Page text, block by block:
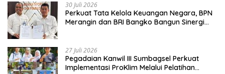
30 Juli 2026
Perkuat Tata Kelola Keuangan Negara, BPN
Merangin dan BRI Bangko Bangun Sinergi
27 Juli 2026
Pegadaian Kanwil III Sumbagsel Perkuat
Implementasi ProKlim Melalui Pelatihan